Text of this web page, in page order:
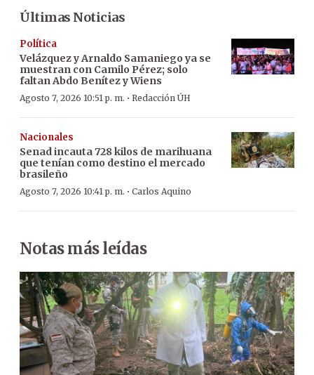
Últimas Noticias
Política
Velázquez y Arnaldo Samaniego ya se
muestran con Camilo Pérez; solo
faltan Abdo Benítez y Wiens
Agosto 7, 2026 10:51 p. m. · Redacción ÚH
Nacionales
Senad incauta 728 kilos de marihuana
que tenían como destino el mercado
brasileño
Agosto 7, 2026 10:41 p. m. · Carlos Aquino
Notas más leídas